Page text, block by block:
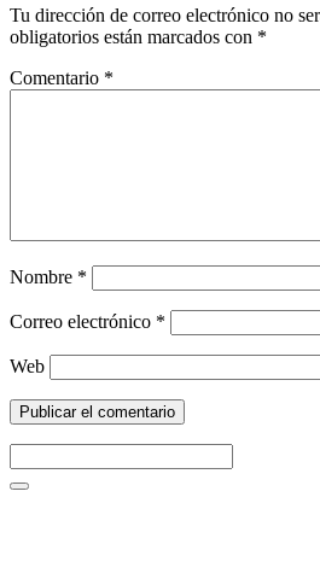
Tu dirección de correo electrónico no
obligatorios están marcados con *
Comentario *
Nombre *
Correo electrónico *
Web